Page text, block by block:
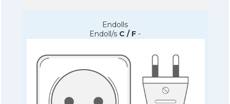
Endolls
Endoll/s C / F -